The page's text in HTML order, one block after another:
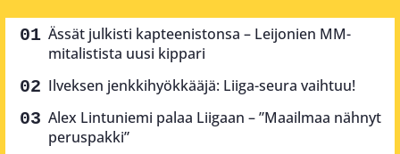
Ässät julkisti kapteenistonsa – Leijonien MM-
mitalistista uusi kippari
Ilveksen jenkkihyökkääjä: Liiga-seura vaihtuu!
Alex Lintuniemi palaa Liigaan – ”Maailmaa nähnyt
peruspakki”